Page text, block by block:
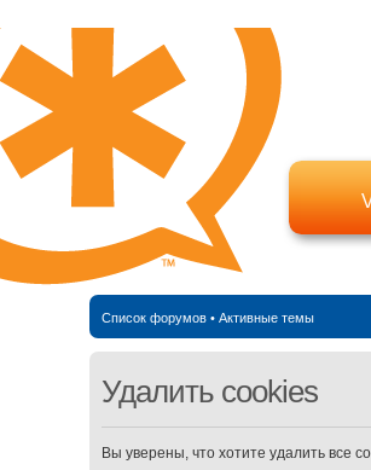
Список форумов• Активные темы
Удалить cookies
Вы уверены, что хотите удалить все